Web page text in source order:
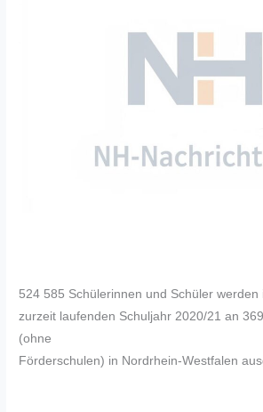
524 585 Schülerinnen und Schüler werden
zurzeit laufenden Schuljahr 2020/21 an
(ohne
Förderschulen) in Nordrhein-Westfalen